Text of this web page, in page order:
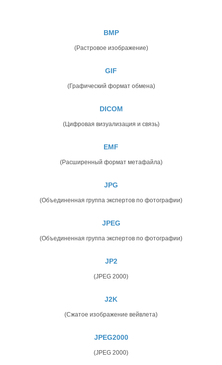
BMP
(Растровое изображение)
GIF
(Графический формат обмена)
DICOM
(Цифровая визуализация и связь)
EMF
(Расширенный формат метафайла)
JPG
(Объединенная группа экспертов по фотографии)
JPEG
(Объединенная группа экспертов по фотографии)
JP2
(JPEG 2000)
J2K
(Сжатое изображение вейвлета)
JPEG2000
(JPEG 2000)